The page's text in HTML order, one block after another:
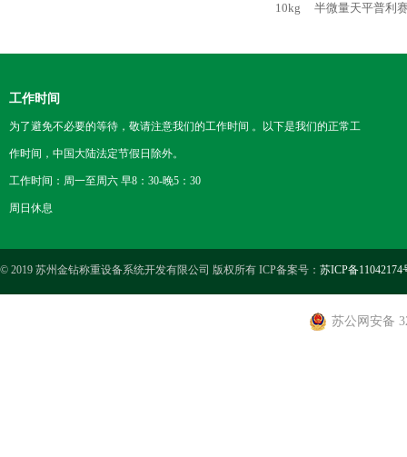
10kg
半微量天平普利
工作时间
为了避免不必要的等待，敬请注意我们的工作时间 。以下是我们的正常工
作时间，中国大陆法定节假日除外。
工作时间：周一至周六 早8：30-晚5：30
周日休息
© 2019 苏州金钻称重设备系统开发有限公司 版权所有 ICP备案号： 苏ICP备11042174
苏公网安备